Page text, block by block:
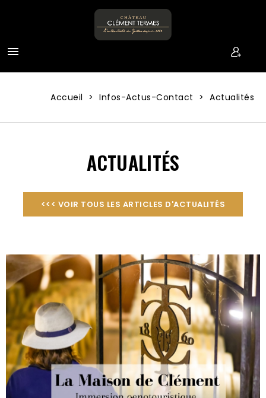

Accueil Infos-Actus-Contact Actualités
ACTUALITÉS
<<< VOIR TOUS LES ARTICLES D'ACTUALITÉS